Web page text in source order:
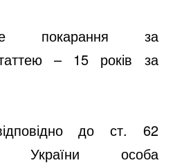
покарання за
– 15 років за
до ст. 62
України особа